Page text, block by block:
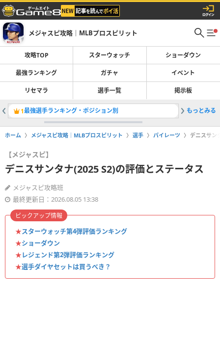
メジャスピ攻略｜MLBプロスピリット
攻略TOP スターウォッチ ショーダウン
最強ランキング ガチャ イベント
リセマラ 選手一覧 掲示板
1最強選手ランキング・ポジション別 2マーク
もっとみる
ホーム メジャスピ攻略｜MLBプロスピリット 選手 パイレーツ デニスサン
【メジャスピ】
デニスサンタナ(2025 S2)の評価とステータス
メジャスピ攻略班
最終更新日：2026.08.05 13:38
★スターウォッチ第4弾評価ランキング
★ショーダウン
★レジェンド第2弾評価ランキング
★選手ダイヤセットは買うべき？
ピックアップ情報